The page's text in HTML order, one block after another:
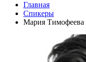
Главная
Спикеры
Мария Тимофеева